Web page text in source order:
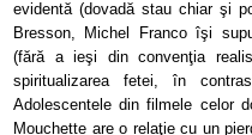
evidentă (dovadă stau chiar şi
Bresson, Michel Franco îşi
(fără a ieşi din convenţia
spiritualizarea fetei, în
Adolescentele din filmele celor
Mouchette are o relaţie cu un